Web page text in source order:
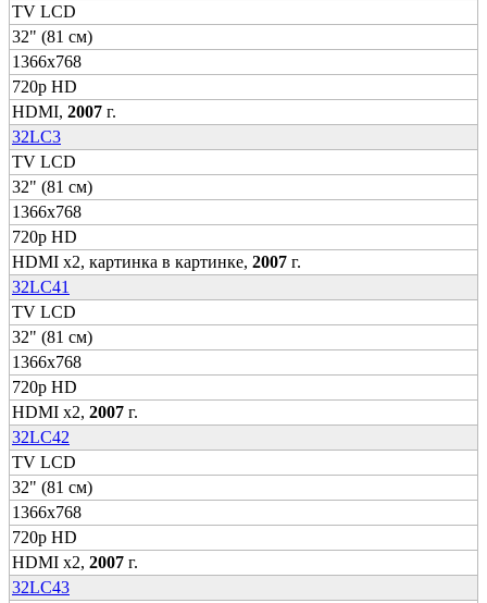
TV LCD
32" (81 см)
1366x768
720p HD
HDMI, 2007 г.
32LC3
TV LCD
32" (81 см)
1366x768
720p HD
HDMI x2, картинка в картинке, 2007 г.
32LC41
TV LCD
32" (81 см)
1366x768
720p HD
HDMI x2, 2007 г.
32LC42
TV LCD
32" (81 см)
1366x768
720p HD
HDMI x2, 2007 г.
32LC43